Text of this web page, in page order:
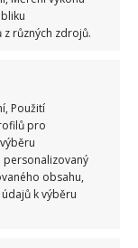
různých zdrojů.
Použití
pro
obsahu,
k výběru